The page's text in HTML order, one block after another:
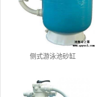
侧式游泳池砂缸